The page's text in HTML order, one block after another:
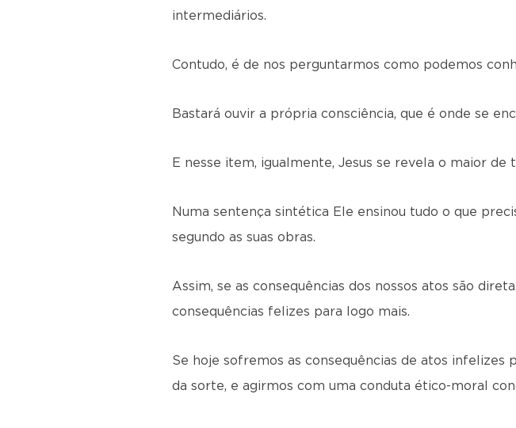
intermediários.
Contudo, é de nos perguntarmos como podemos
Bastará ouvir a própria consciência, que é onde se
E nesse item, igualmente, Jesus se revela o maior de
Numa sentença sintética Ele ensinou tudo o que
segundo as suas obras.
Assim, se as consequências dos nossos atos são
consequências felizes para logo mais.
Se hoje sofremos as consequências de atos infelizes
da sorte, e agirmos com uma conduta ético-moral